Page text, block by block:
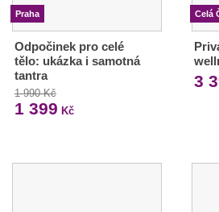
Praha
Odpočinek pro celé
tělo: ukázka i samotná
tantra
1 990 Kč
1 399 Kč
Celá
3